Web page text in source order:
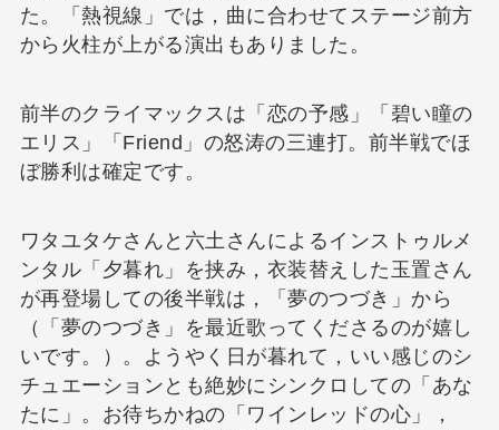
た。「熱視線」では，曲に合わせてステージ前方
から火柱が上がる演出もありました。
前半のクライマックスは「恋の予感」「碧い瞳の
エリス」「Friend」の怒涛の三連打。前半戦でほ
ぼ勝利は確定です。
ワタユタケさんと六土さんによるインストゥルメ
ンタル「夕暮れ」を挟み，衣装替えした玉置さん
が再登場しての後半戦は，「夢のつづき」から
（「夢のつづき」を最近歌ってくださるのが嬉し
いです。）。ようやく日が暮れて，いい感じのシ
チュエーションとも絶妙にシンクロしての「あな
たに」。お待ちかねの「ワインレッドの心」，